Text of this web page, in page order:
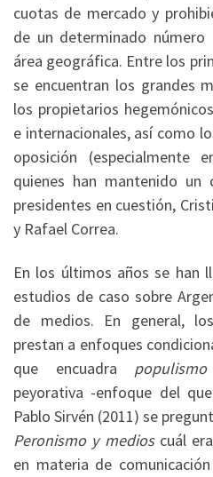
cuotas de mercado y
de un determinado
área geográfica. Entre los
se encuentran los grandes
los propietarios
e internacionales, así como
oposición (especialmente
quienes han mantenido
presidentes en cuestión,
y Rafael Correa.
En los últimos años se han
estudios de caso sobre
de medios. En general,
prestan a enfoques
que encuadra populismo
peyorativa -enfoque del
Pablo Sirvén (2011) se
Peronismo y medioscuál
en materia de